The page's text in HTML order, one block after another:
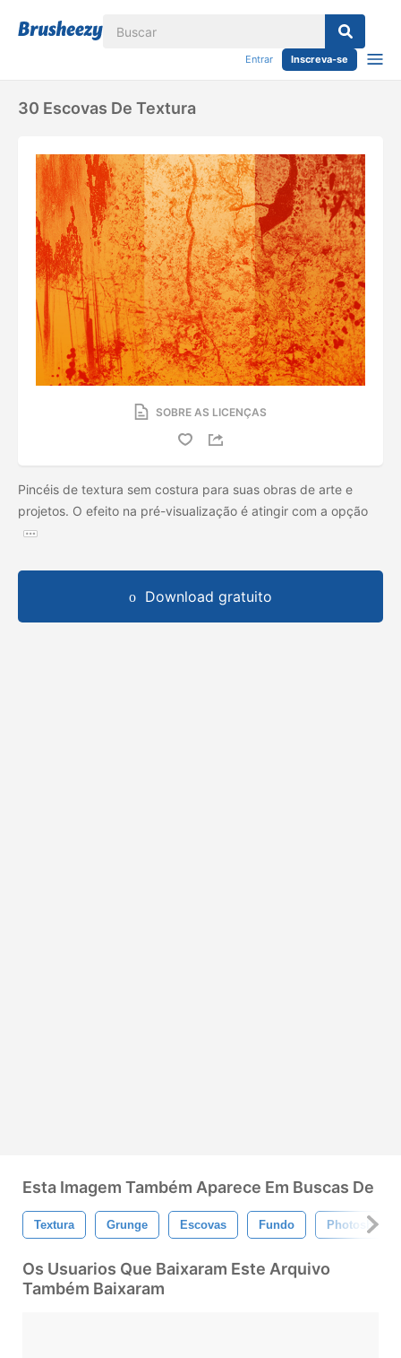
Entrar Inscreva-se
30 Escovas De Textura
SOBRE AS LICENÇAS
Pincéis de textura sem costura para suas obras de arte e
projetos. O efeito na pré-visualização é atingir com a opção
Download gratuito
Esta Imagem Também Aparece Em Buscas De
Textura Grunge Escovas Fundo Photoshop
Os Usuarios Que Baixaram Este Arquivo
Também Baixaram